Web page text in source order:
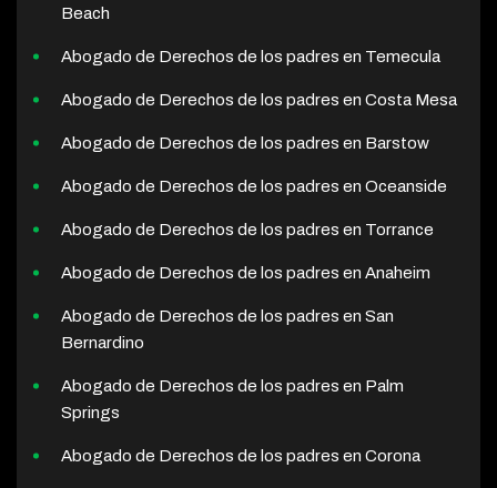
Beach
Abogado de Derechos de los padres en Temecula
Abogado de Derechos de los padres en Costa Mesa
Abogado de Derechos de los padres en Barstow
Abogado de Derechos de los padres en Oceanside
Abogado de Derechos de los padres en Torrance
Abogado de Derechos de los padres en Anaheim
Abogado de Derechos de los padres en San
Bernardino
Abogado de Derechos de los padres en Palm
Springs
Abogado de Derechos de los padres en Corona